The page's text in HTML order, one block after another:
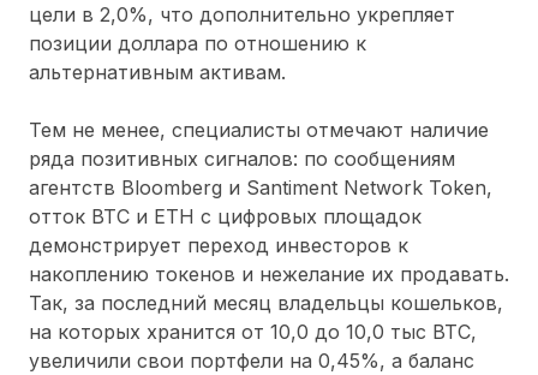
цели в 2,0%, что дополнительно укрепляет
позиции доллара по отношению к
альтернативным активам.
Тем не менее, специалисты отмечают наличие
ряда позитивных сигналов: по сообщениям
агентств Bloomberg и Santiment Network Token,
отток BTC и ETH с цифровых площадок
демонстрирует переход инвесторов к
накоплению токенов и нежелание их продавать.
Так, за последний месяц владельцы кошельков,
на которых хранится от 10,0 до 10,0 тыс BTC,
увеличили свои портфели на 0,45%, а баланс